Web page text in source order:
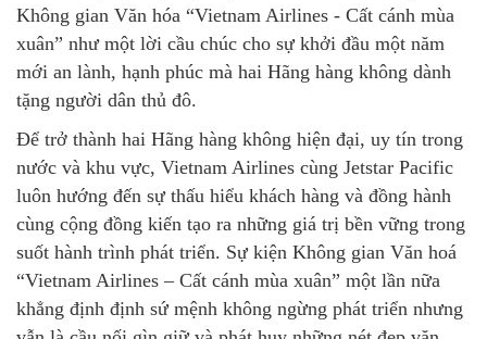
Không gian Văn hóa “Vietnam Airlines - Cất cánh mùa
xuân” như một lời cầu chúc cho sự khởi đầu một năm
mới an lành, hạnh phúc mà hai Hãng hàng không dành
tặng người dân thủ đô.
Để trở thành hai Hãng hàng không hiện đại, uy tín trong
nước và khu vực, Vietnam Airlines cùng Jetstar Pacific
luôn hướng đến sự thấu hiểu khách hàng và đồng hành
cùng cộng đồng kiến tạo ra những giá trị bền vững trong
suốt hành trình phát triển. Sự kiện Không gian Văn hoá
“Vietnam Airlines – Cất cánh mùa xuân” một lần nữa
khẳng định định sứ mệnh không ngừng phát triển nhưng